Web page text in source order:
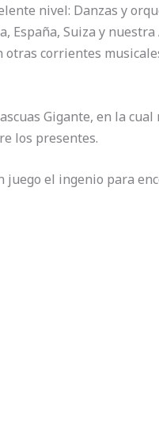
nivel: Danzas y
España, Suiza y nuestra
otras corrientes
Gigante, en la cual
los presentes.
juego el ingenio para